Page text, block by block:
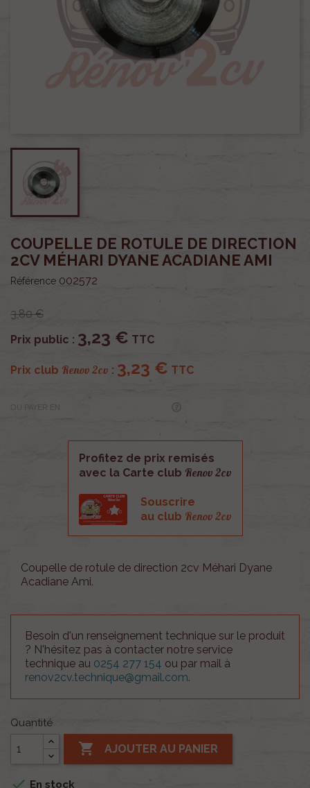
COUPELLE DE ROTULE DE DIRECTION
2CV MÉHARI DYANE ACADIANE AMI
Référence 002572
3,80 €
Prix public : 3,23 € TTC
Prix club Renov 2cv : 3,23 € TTC
OU PAYER EN
Profitez de prix remisés
avec la Carte club Renov 2cv
Souscrire
au club Renov 2cv
Coupelle de rotule de direction 2cv Méhari Dyane
Acadiane Ami .
Besoin d'un renseignement technique sur le produit
? N'hésitez pas à contacter notre service
technique au 0254 277 154 ou par mail à
renov2cv.technique@gmail.com.
Quantité
 AJOUTER AU PANIER
 En stock